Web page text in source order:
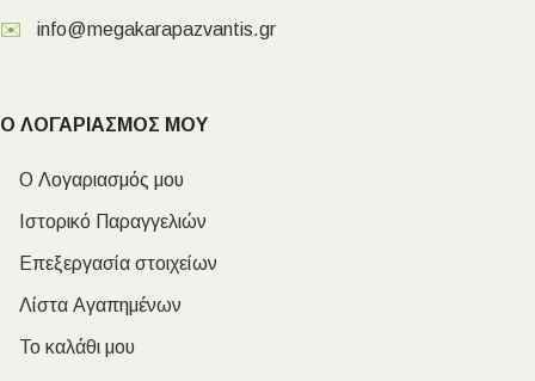
✉️ info@megakarapazvantis.gr
Ο ΛΟΓΑΡΙΑΣΜΟΣ ΜΟΥ
Ο Λογαριασμός μου
Ιστορικό Παραγγελιών
Επεξεργασία στοιχείων
Λίστα Αγαπημένων
Το καλάθι μου